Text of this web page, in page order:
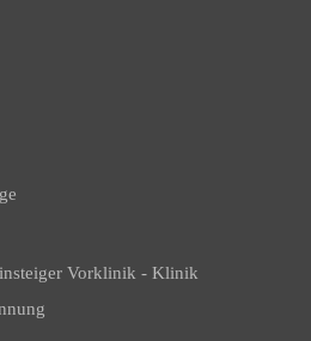
Vorklinik - Klinik